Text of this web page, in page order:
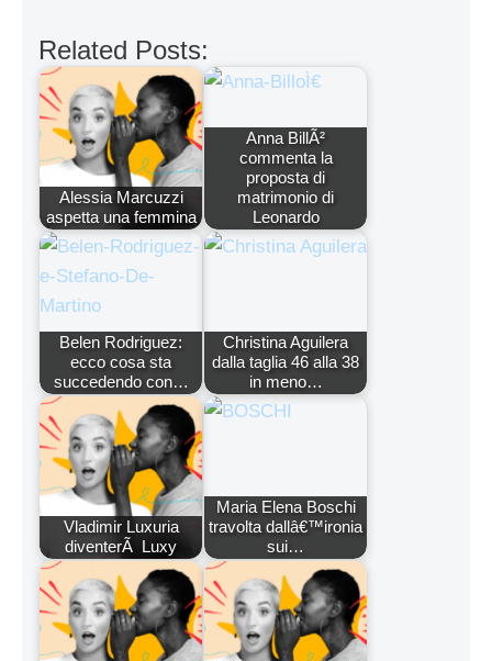
Related Posts:
Alessia Marcuzzi
aspetta una femmina
Anna BillÃ²
commenta la
proposta di
matrimonio di
Leonardo
Belen Rodriguez:
ecco cosa sta
succedendo con…
Christina Aguilera
dalla taglia 46 alla 38
in meno…
Vladimir Luxuria
diventerÃ Luxy
Maria Elena Boschi
travolta dallâ€™ironia
sui…